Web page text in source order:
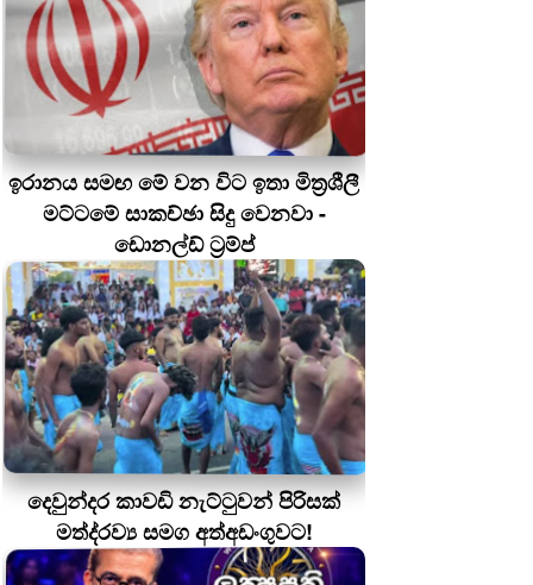
ඉරානය සමඟ මේ වන විට ඉතා මිත්‍රශීලී
මට්ටමේ සාකච්ඡා සිදු වෙනවා -
ඩොනල්ඩ් ට්‍රම්ප්
දෙවුන්දර කාවඩි නැට්ටුවන් පිරිසක්
මත්ද‍්‍රව්‍ය සමග අත්අඩංගුවට!